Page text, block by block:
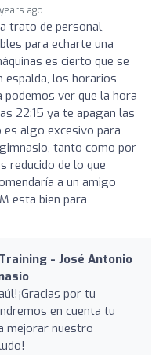
ago
trato de personal,
para echarte una
es cierto que se
espalda, los horarios
podemos ver que la hora
22:15 ya te apagan las
es algo excesivo para
tanto como por
reducido de lo que
a un amigo
esta bien para
- José Antonio
por tu
en cuenta tu
mejorar nuestro